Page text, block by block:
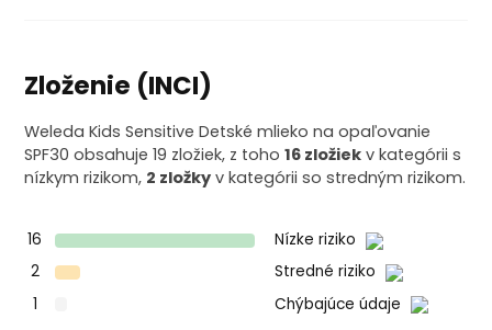
Zloženie (INCI)
Weleda Kids Sensitive Detské mlieko na opaľovanie
SPF30 obsahuje 19 zložiek, z toho16 zložiek v kategórii s
nízkym rizikom, 2 zložky v kategórii so stredným rizikom.
16
Nízke riziko
2
Stredné riziko
1
Chýbajúce údaje